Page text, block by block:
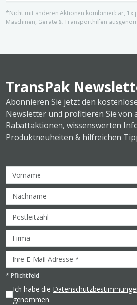
*Nicht mit anderen Aktionen kombinierbar, 1x
Maschinen, Geräte & Transporthilfen
TransPak
Abonnieren Sie jetzt den
Newsletter und profitieren Sie von
Rabattaktionen, wissenswerten
Produktneuheiten & hilfreichen
* Pflichtfeld
Ich habe die
genommen.